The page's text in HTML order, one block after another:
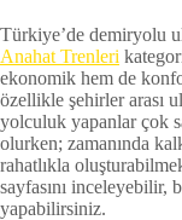
Türkiye’de demiryolu
Anahat Trenleri
ekonomik hem de
özellikle şehirler arası
yolculuk yapanlar çok
olurken; zamanında
rahatlıkla
sayfasını inceleyebilir,
yapabilirsiniz.